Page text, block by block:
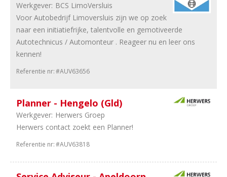
Regio
Noord-
Brabant
Zuid-
Holland
Randstad
Gelderland
Utrecht
Overijssel
Flevoland
Werkgever: BCS LimoVersluis
Voor Autobedrijf Limoversluis zijn we op zoek
naar een initiatiefrijke, talentvolle en gemotiveerde
Autotechnicus / Automonteur . Reageer nu en leer ons
kennen!
Referentie nr:#AUV63656
Planner - Hengelo (Gld)
Werkgever: Herwers Groep
Herwers contact zoekt een Planner!
Referentie nr:#AUV63818